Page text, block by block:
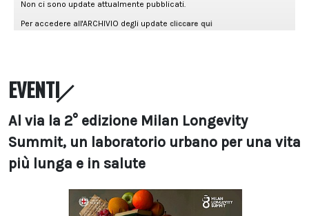
EVENTI
Al via la 2° edizione Milan Longevity
Summit, un laboratorio urbano per una vita
più lunga e in salute